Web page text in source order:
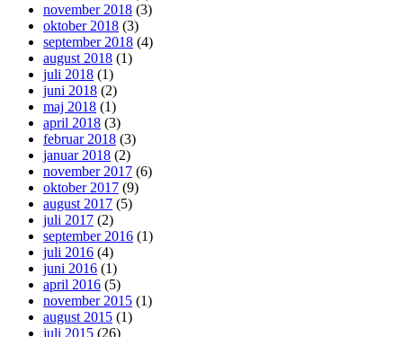
november 2018 (3)
oktober 2018 (3)
september 2018 (4)
august 2018 (1)
juli 2018 (1)
juni 2018 (2)
maj 2018 (1)
april 2018 (3)
februar 2018 (3)
januar 2018 (2)
november 2017 (6)
oktober 2017 (9)
august 2017 (5)
juli 2017 (2)
september 2016 (1)
juli 2016 (4)
juni 2016 (1)
april 2016 (5)
november 2015 (1)
august 2015 (1)
juli 2015 (26)